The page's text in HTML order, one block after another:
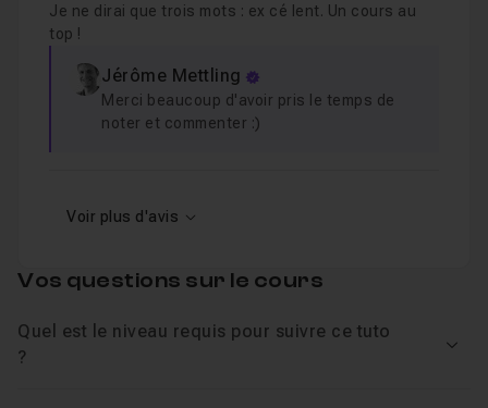
Je ne dirai que trois mots : ex cé lent. Un cours au
top !
Jérôme Mettling
Merci beaucoup d'avoir pris le temps de
noter et commenter :)
Voir plus d'avis
Vos questions sur le cours
Quel est le niveau requis pour suivre ce tuto
?